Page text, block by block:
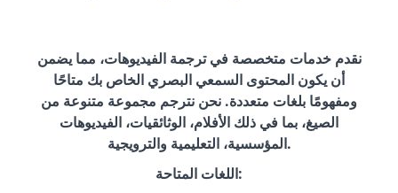
نقدم خدمات متخصصة في ترجمة الفيديوهات، مما يضمن
أن يكون المحتوى السمعي البصري الخاص بك متاحًا
ومفهومًا بلغات متعددة. نحن نترجم مجموعة متنوعة من
الصيغ، بما في ذلك الأفلام، الوثائقيات، الفيديوهات
المؤسسية، التعليمية والترويجية.
اللغات المتاحة: